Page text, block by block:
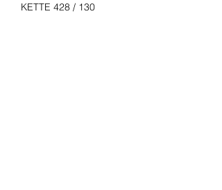
KETTE 428 / 130